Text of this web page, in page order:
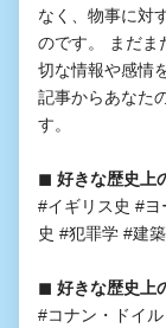
なく、物事に対
のです。 まだま
切な情報や感情
記事からあなた
す。
◼︎ 好きな歴史上
#イギリス史 #
史 #犯罪学 #建
◼︎ 好きな歴史上
#コナン・ドイ